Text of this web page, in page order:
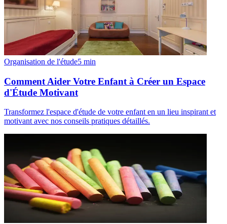
Organisation de l'étude5 min
Comment Aider Votre Enfant à Créer un Espace
d'Étude Motivant
Transformez l'espace d'étude de votre enfant en un lieu inspirant et
motivant avec nos conseils pratiques détaillés.